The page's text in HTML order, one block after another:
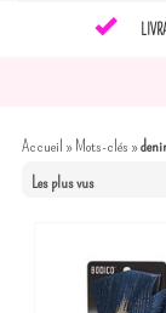
Accueil »Mots-clés »